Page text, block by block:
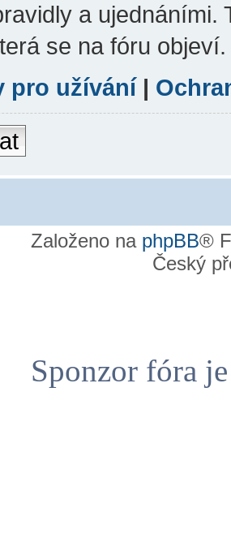
a ujednáními.
se na fóru objeví.
pro užívání |
Založeno na phpBB®
Český
Sponzor fóra